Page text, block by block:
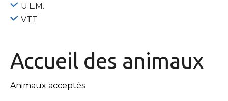
U.L.M.
VTT
Accueil des animaux
Animaux acceptés